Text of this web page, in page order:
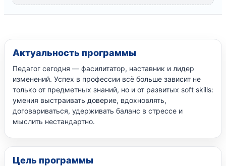
Актуальность программы
Педагог сегодня — фасилитатор, наставник и лидер
изменений. Успех в профессии всё больше зависит не
только от предметных знаний, но и от развитых soft skills:
умения выстраивать доверие, вдохновлять,
договариваться, удерживать баланс в стрессе и
мыслить нестандартно.
Цель программы